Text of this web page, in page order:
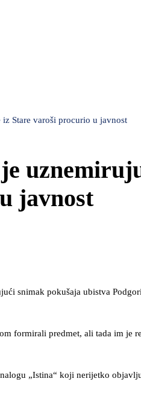
Stare varoši procurio u javnost
javnost
snimak pokušaja ubistva
formirali predmet, ali tada im je
„Istina“ koji nerijetko